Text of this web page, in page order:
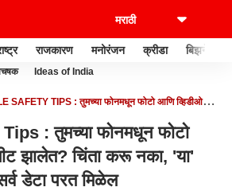
राजकारण मनोरंजन क्रीडा बिझनेस
Ideas of India
SAFETY TIPS : तुमच्या फोनमधून फोटो आणि व्हिडीओ
: तुमच्या फोनमधून फोटो
झालेत? चिंता करू नका, 'या'
डेटा परत मिळेल